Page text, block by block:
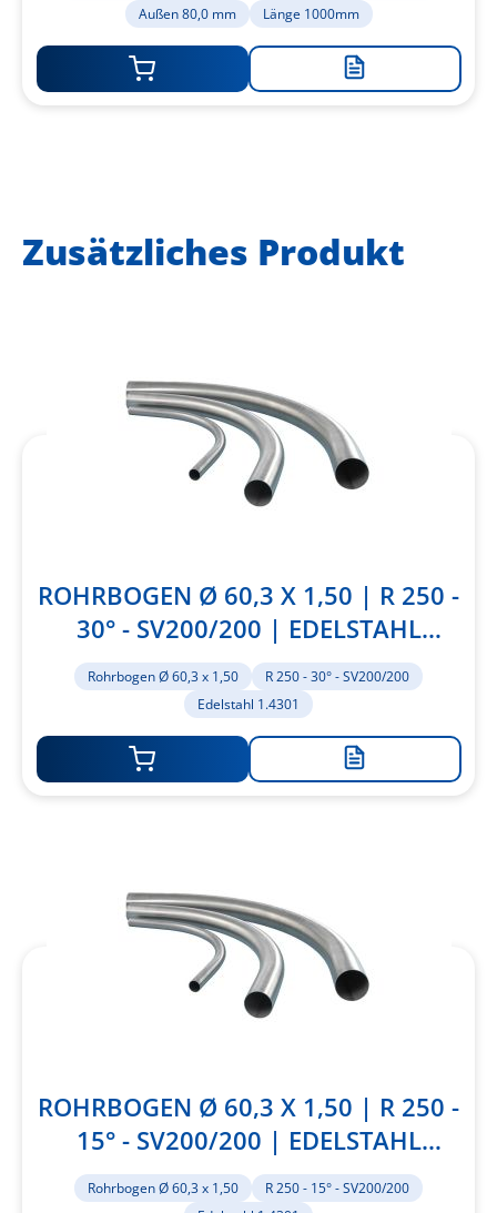
Außen 80,0 mm
Länge 1000mm
Zur
Zusätzliches Produkt
ROHRBOGEN Ø 60,3 X 1,50 | R 250 -
30° - SV200/200 | EDELSTAHL
1.4301
Rohrbogen Ø 60,3 x 1,50
R 250 - 30° - SV200/200
Edelstahl 1.4301
Zur
ROHRBOGEN Ø 60,3 X 1,50 | R 250 -
15° - SV200/200 | EDELSTAHL
1.4301
Rohrbogen Ø 60,3 x 1,50
R 250 - 15° - SV200/200